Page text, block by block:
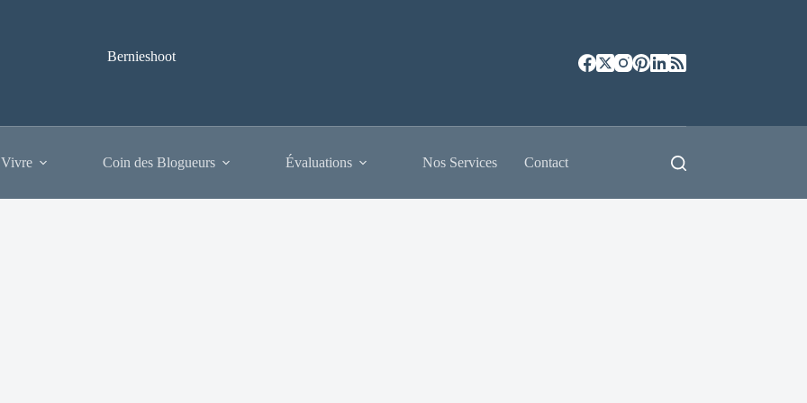
Bernieshoot
Coin des Blogueurs Évaluations Nos Services Contact